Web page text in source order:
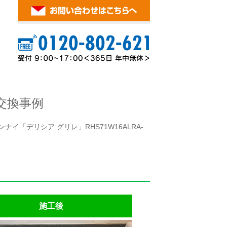
換事例
イ「デリシア グリレ」RHS71W16ALRA-
施工後